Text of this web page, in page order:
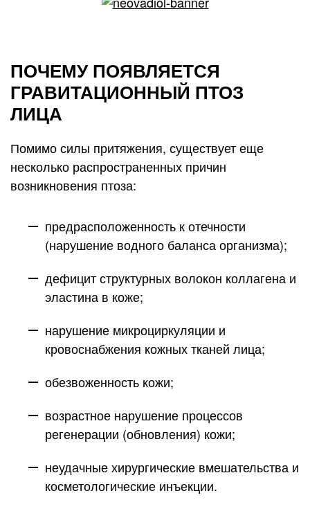
ПОЧЕМУ ПОЯВЛЯЕТСЯ
ГРАВИТАЦИОННЫЙ ПТОЗ
ЛИЦА
Помимо силы притяжения, существует еще
несколько распространенных причин
возникновения птоза:
предрасположенность к отечности
(нарушение водного баланса организма);
дефицит структурных волокон коллагена и
эластина в коже;
нарушение микроциркуляции и
кровоснабжения кожных тканей лица;
обезвоженность кожи;
возрастное нарушение процессов
регенерации (обновления) кожи;
неудачные хирургические вмешательства и
косметологические инъекции.